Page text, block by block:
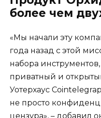
более чем
«Мы начали эту
года назад с этой
набора
приватный и
Уотерхаус
не просто
цензура», – добавил